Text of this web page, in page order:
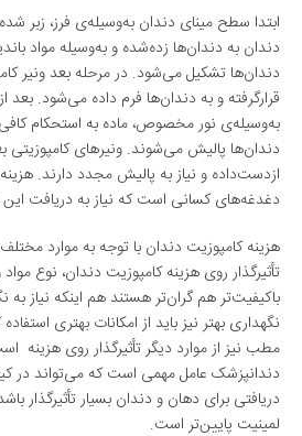
ابتدا سطح مینای دندان به‌وسیله‌ی فرز،
دندان به دندان‌ها زده‌شده و به‌وسیله مواد
دندان‌ها تشکیل می‌شود. در مرحله بعد ونیر
قرارگرفته و به دندان‌ها فرم داده می‌شود. بعد
به‌وسیله‌ی نور مخصوص، ماده به استحکام
دندان‌ها پالیش می‌شوند. ونیرهای کامپوزیتی
ازدست‌داده و نیاز به پالیش مجدد دارند.
دغدغه‌های کسانی است که نیاز به دریافت
هزینه کامپوزیت دندان با توجه به موارد
تأثیرگذار روی هزینه کامپوزیت دندان، نوع
باکیفیت‌تر هم گران‌تر هستند هم اینکه نیاز به
نگهداری بهتر نیز باید از امکانات بهتری
مطب نیز از موارد دیگر تأثیرگذار روی هزینه
دندانپزشک عامل مهمی است که می‌تواند در
دریافتی برای دهان و دندان بسیار تأثیرگذار
لمینیت پایین‌تر است.